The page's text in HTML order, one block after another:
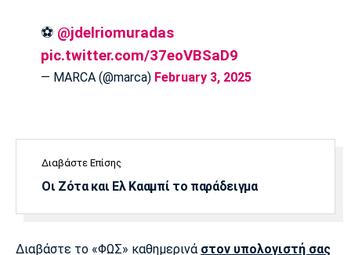
Μονακό
Ερυθρός
Τότεναμ
⚽ @jdelriomuradas
pic.twitter.com/37eoVBSaD9
— MARCA (@marca) February 3, 2025
Διαβάστε Επίσης
Οι Ζότα και Ελ Κααμπί το παράδειγμα
Διαβάστε το «ΦΩΣ» καθημερινά στον υπολογιστή σας